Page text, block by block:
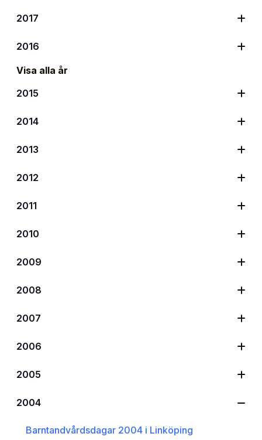
2017
2016
Visa alla år
2015
2014
2013
2012
2011
2010
2009
2008
2007
2006
2005
2004
Barntandvårdsdagar 2004 i Linköping